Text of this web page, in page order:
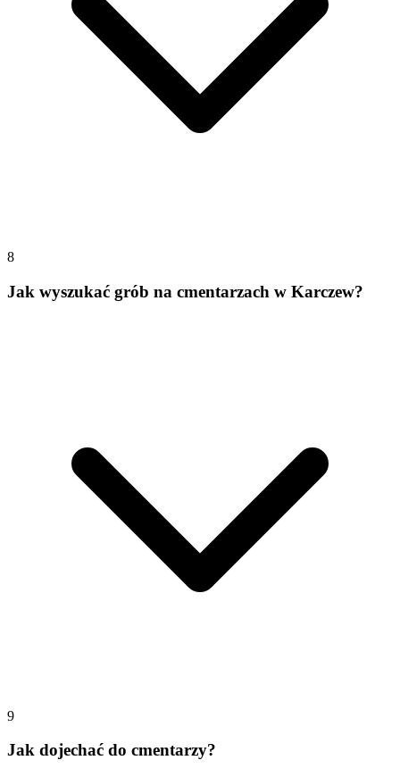
8
Jak wyszukać grób na cmentarzach w Karczew?
9
Jak dojechać do cmentarzy?